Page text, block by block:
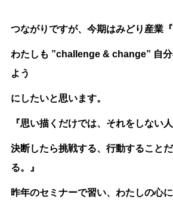
つながりですが、今期はみどり産業『
わたしも ”challenge & change” 自
よう
にしたいと思います。
『思い描くだけでは、それをしない
決断したら挑戦する、行動すること
る。』
昨年のセミナーで習い、わたしの心